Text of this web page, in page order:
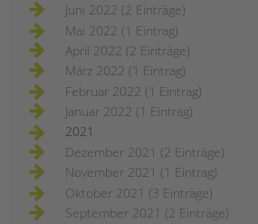
Juni 2022 (2 Einträge)
Mai 2022 (1 Eintrag)
April 2022 (2 Einträge)
März 2022 (1 Eintrag)
Februar 2022 (1 Eintrag)
Januar 2022 (1 Eintrag)
2021
Dezember 2021 (2 Einträge)
November 2021 (1 Eintrag)
Oktober 2021 (3 Einträge)
September 2021 (2 Einträge)